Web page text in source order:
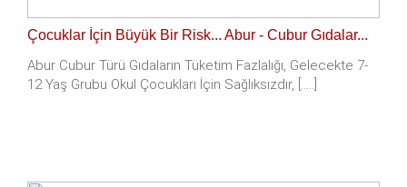
Çocuklar İçin Büyük Bir Risk... Abur - Cubur Gıdalar...
Abur Cubur Türü Gıdaların Tüketim Fazlalığı, Gelecekte 7-
12 Yaş Grubu Okul Çocukları İçin Sağlıksızdır, [.....]